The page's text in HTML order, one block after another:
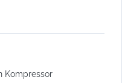
Kompressor